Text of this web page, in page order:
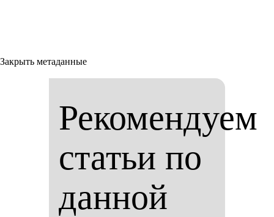
Закрыть метаданные
Рекомендуем
статьи по
данной